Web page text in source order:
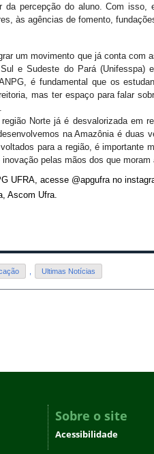
da percepção do aluno. Com isso,
às agências de fomento,
um movimento que já conta com
e Sudeste do Pará (Unifesspa)
é fundamental que os
mas ter espaço para falar
Norte já é desvalorizada em
na Amazônia é duas
para a região, é importante
pelas mãos dos que moram
UFRA, acesse @apgufra no
Ascom Ufra.
Ultimas Notícias
Sobre o site
Acessibilidade